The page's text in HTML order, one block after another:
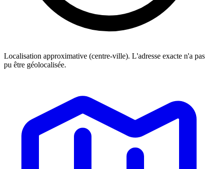
Localisation approximative (centre-ville). L'adresse exacte n'a pas
pu être géolocalisée.